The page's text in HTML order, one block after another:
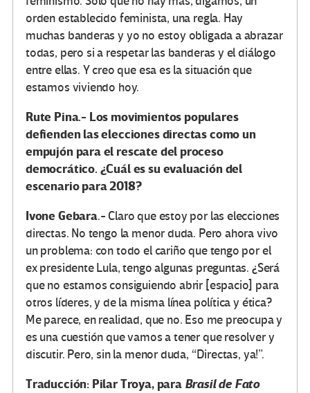
orden establecido feminista, una regla. Hay
muchas banderas y yo no estoy obligada a abrazar
todas, pero si a respetar las banderas y el diálogo
entre ellas. Y creo que esa es la situación que
estamos viviendo hoy.
Rute Pina.- Los movimientos populares
defienden las elecciones directas como un
empujón para el rescate del proceso
democrático. ¿Cuál es su evaluación del
escenario para 2018?
Ivone Gebara.- Claro que estoy por las elecciones
directas. No tengo la menor duda. Pero ahora vivo
un problema: con todo el cariño que tengo por el
ex presidente Lula, tengo algunas preguntas. ¿Será
que no estamos consiguiendo abrir [espacio] para
otros líderes, y de la misma línea política y ética?
Me parece, en realidad, que no. Eso me preocupa y
es una cuestión que vamos a tener que resolver y
discutir. Pero, sin la menor duda, “Directas, ya!”.
Traducción: Pilar Troya, para Brasil de Fato